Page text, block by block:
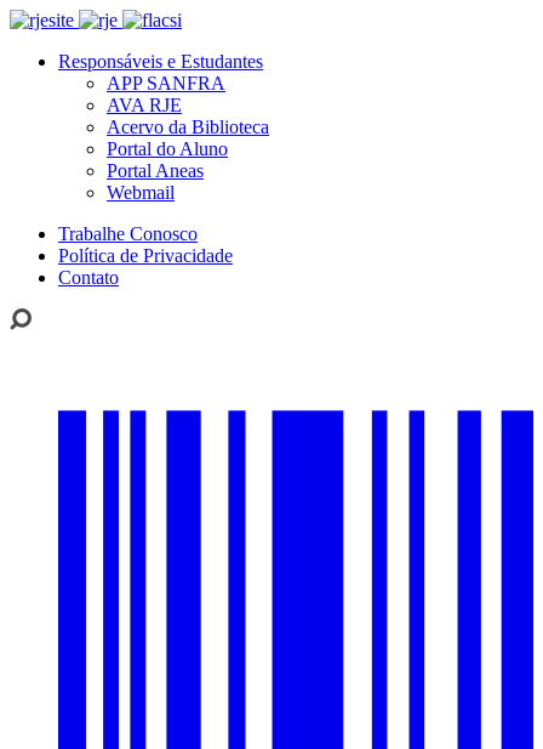
Responsáveis e Estudantes
APP SANFRA
AVA RJE
Acervo da Biblioteca
Portal do Aluno
Portal Aneas
Webmail
Trabalhe Conosco
Política de Privacidade
Contato